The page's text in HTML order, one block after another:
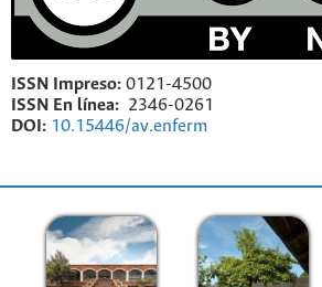
ISSN Impreso: 0121-4500
ISSN En línea: 2346-0261
DOI: 10.15446/av.enferm